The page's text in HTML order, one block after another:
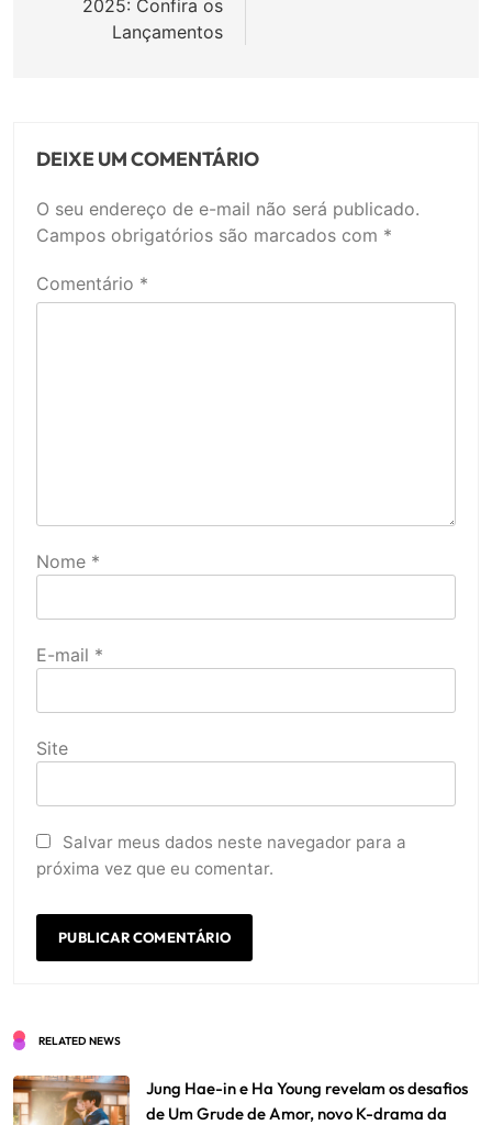
2025: Confira os
Lançamentos
DEIXE UM COMENTÁRIO
O seu endereço de e-mail não será publicado.
Campos obrigatórios são marcados com *
Comentário *
Nome *
E-mail *
Site
Salvar meus dados neste navegador para a
próxima vez que eu comentar.
RELATED NEWS
Jung Hae-in e Ha Young revelam os desafios
de Um Grude de Amor, novo K-drama da